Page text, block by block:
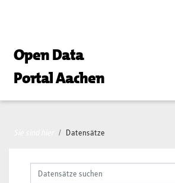
Open Data
Portal Aachen
Datensätze